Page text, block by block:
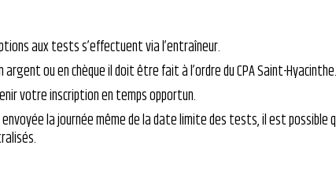
aux tests s’effectuent via l’entraîneur.
ou en chèque il doit être fait à l’ordre du CPA Saint-Hyacinthe.
votre inscription en temps opportun.
la journée même de la date limite des tests, il est